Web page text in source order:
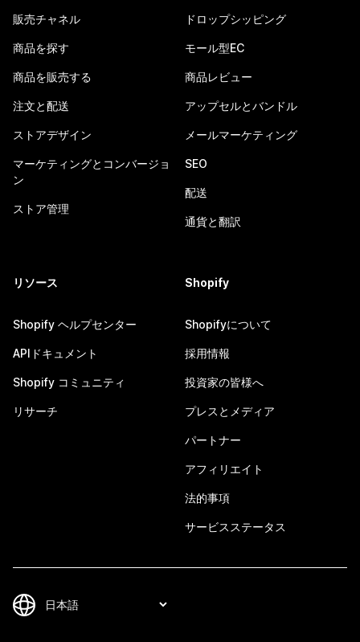
販売チャネル
商品を探す
商品を販売する
注文と配送
ストアデザイン
マーケティングとコンバージョ
ン
ストア管理
ドロップシッピング
モール型EC
商品レビュー
アップセルとバンドル
メールマーケティング
SEO
配送
通貨と翻訳
リソース
Shopify ヘルプセンター
APIドキュメント
Shopify コミュニティ
リサーチ
Shopify
Shopifyについて
採用情報
投資家の皆様へ
プレスとメディア
パートナー
アフィリエイト
法的事項
サービスステータス